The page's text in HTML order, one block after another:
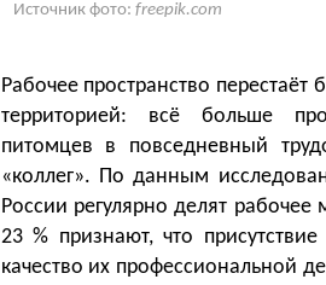
Источник фото: freepik.com
Рабочее пространство перестаёт
территорией: всё больше
питомцев в повседневный
«коллег». По данным
России регулярно делят
23 % признают, что
качество их профессиональной